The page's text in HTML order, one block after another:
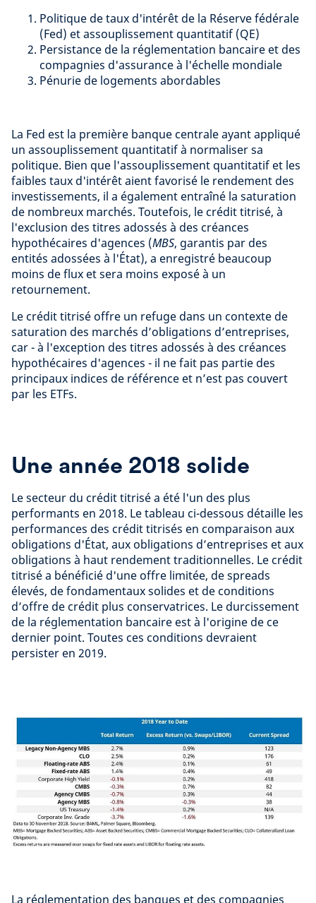
Politique de taux d'intérêt de la Réserve fédérale
(Fed) et assouplissement quantitatif (QE)
Persistance de la réglementation bancaire et des
compagnies d'assurance à l'échelle mondiale
Pénurie de logements abordables
La Fed est la première banque centrale ayant appliqué
un assouplissement quantitatif à normaliser sa
politique. Bien que l'assouplissement quantitatif et les
faibles taux d'intérêt aient favorisé le rendement des
investissements, il a également entraîné la saturation
de nombreux marchés. Toutefois, le crédit titrisé, à
l'exclusion des titres adossés à des créances
hypothécaires d'agences (MBS, garantis par des
entités adossées à l'État), a enregistré beaucoup
moins de flux et sera moins exposé à un
retournement.
Le crédit titrisé offre un refuge dans un contexte de
saturation des marchés d’obligations d’entreprises,
car - à l'exception des titres adossés à des créances
hypothécaires d'agences - il ne fait pas partie des
principaux indices de référence et n’est pas couvert
par les ETFs.
Une année 2018 solide
Le secteur du crédit titrisé a été l'un des plus
performants en 2018. Le tableau ci-dessous détaille les
performances des crédit titrisés en comparaison aux
obligations d'État, aux obligations d’entreprises et aux
obligations à haut rendement traditionnelles. Le crédit
titrisé a bénéficié d'une offre limitée, de spreads
élevés, de fondamentaux solides et de conditions
d’offre de crédit plus conservatrices. Le durcissement
de la réglementation bancaire est à l'origine de ce
dernier point. Toutes ces conditions devraient
persister en 2019.
La réglementation des banques et des compagnies